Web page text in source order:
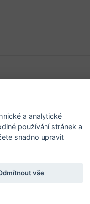
a analytické
používání stránek a
snadno upravit
vše